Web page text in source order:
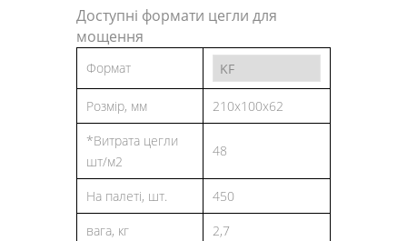
Доступні формати цегли для
мощення
Формат
Розмір, мм
210x100x62
*Витрата цегли
шт/м2
48
На палеті, шт.
450
вага, кг
2,7